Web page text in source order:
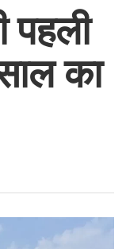
पहली
का